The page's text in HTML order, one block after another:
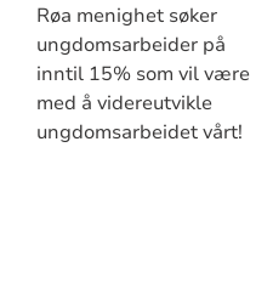
Røa menighet søker
ungdomsarbeider på
inntil 15% som vil være
med å videreutvikle
ungdomsarbeidet vårt!